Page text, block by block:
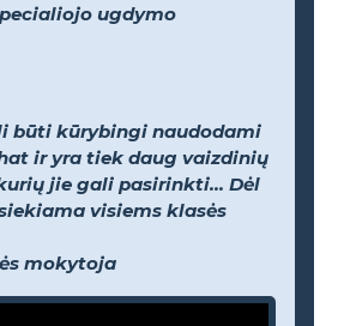
ugdymo
būti kūrybingi naudodami
ir yra tiek daug vaizdinių
jie gali pasirinkti... Dėl
visiems klasės
mokytoja